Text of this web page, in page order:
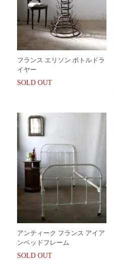
フランス エリソン ボトルドラ
イヤー
SOLD OUT
アンティーク フランス アイア
ンベッドフレーム
SOLD OUT